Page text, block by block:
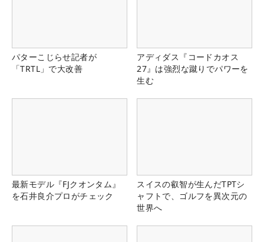
パターこじらせ記者が
「TRTL」で大改善
アディダス『コードカオス
27』は強烈な蹴りでパワーを
生む
最新モデル『FJクオンタム』
を石井良介プロがチェック
スイスの叡智が生んだTPTシ
ャフトで、ゴルフを異次元の
世界へ